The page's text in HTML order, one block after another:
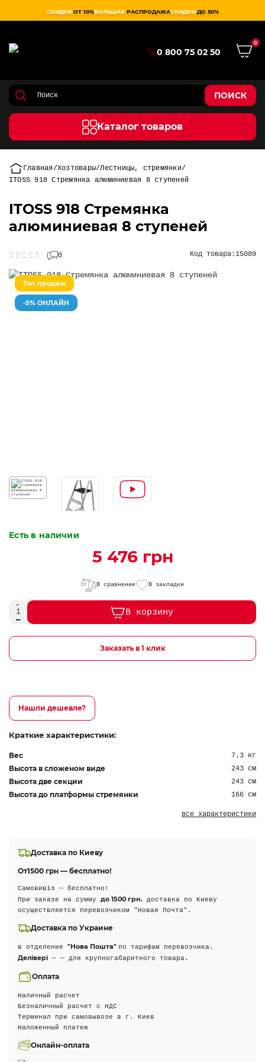
СКИДКИ ОТ 10%БОЛЬШАЯ РАСПРОДАЖАСКИДКИ ДО 50%
0 800 75 02 50
0
ПОИСК
Каталог товаров
Главная Хозтовары Лестницы, стремянки
ITOSS 918 Стремянка алюминиевая 8 ступеней
ITOSS 918 Стремянка
алюминиевая 8 ступеней
0 Код товара:15089
Топ продаж
-5% ОНЛАЙН
Есть в наличии
5 476 грн
В сравнение В закладки
В корзину
Заказать в 1 клик
Нашли дешевле?
Краткие характеристики:
Вес 7.3 кг
Высота в сложеном виде 243 см
Высота две секции 243 см
Высота до платформы стремянки 166 см
все характеристики
Доставка по Киеву
От1500 грн — бесплатно!
Самовивіз — бесплатно!
При заказе на сумму до 1500 грн. доставка по Киеву
осуществляется перевозчиком "Новая Почта".
Доставка по Украине
в отделение "Нова Пошта" по тарифам перевозчика.
Делівері — — для крупногабаритного товара.
Оплата
Наличный расчет
Безналичный расчет с НДС
Терминал при самовывозе в г. Киев
Наложенный платеж
Онлайн-оплата